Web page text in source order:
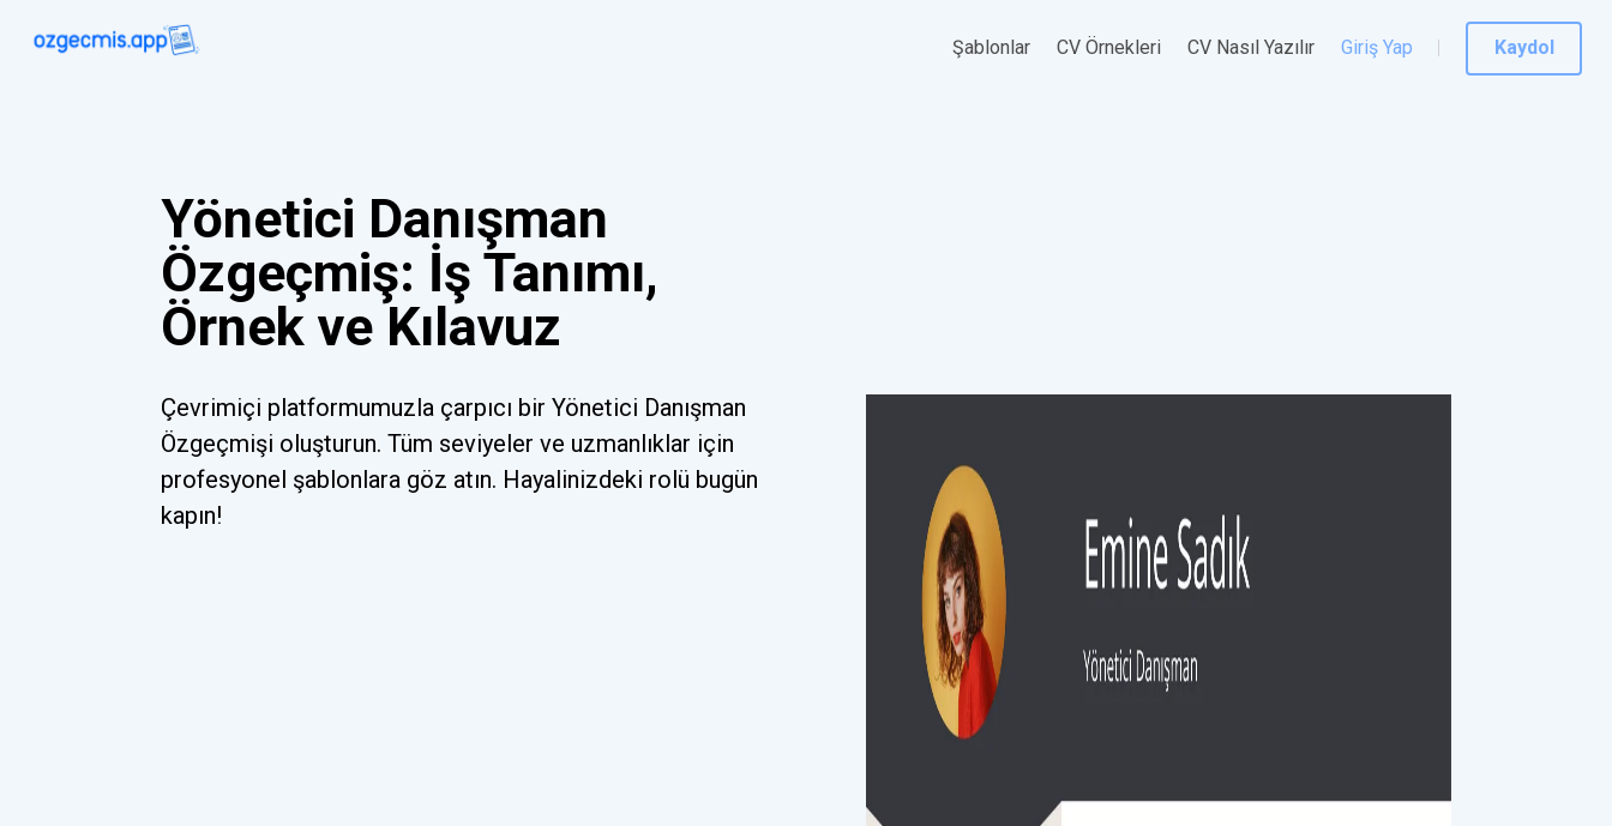
Şablonlar CV Örnekleri CV Nasıl Yazılır Giriş Yap Kaydol
Yönetici Danışman
Özgeçmiş: İş Tanımı,
Örnek ve Kılavuz
Çevrimiçi platformumuzla çarpıcı bir Yönetici Danışman
Özgeçmişi oluşturun. Tüm seviyeler ve uzmanlıklar için
profesyonel şablonlara göz atın. Hayalinizdeki rolü bugün
kapın!